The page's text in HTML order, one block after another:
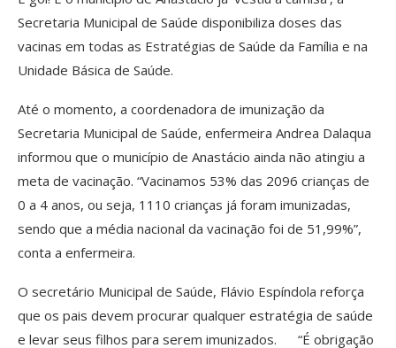
Secretaria Municipal de Saúde disponibiliza doses das
vacinas em todas as Estratégias de Saúde da Família e na
Unidade Básica de Saúde.
Até o momento, a coordenadora de imunização da
Secretaria Municipal de Saúde, enfermeira Andrea Dalaqua
informou que o município de Anastácio ainda não atingiu a
meta de vacinação. “Vacinamos 53% das 2096 crianças de
0 a 4 anos, ou seja, 1110 crianças já foram imunizadas,
sendo que a média nacional da vacinação foi de 51,99%”,
conta a enfermeira.
O secretário Municipal de Saúde, Flávio Espíndola reforça
que os pais devem procurar qualquer estratégia de saúde
e levar seus filhos para serem imunizados. “É obrigação